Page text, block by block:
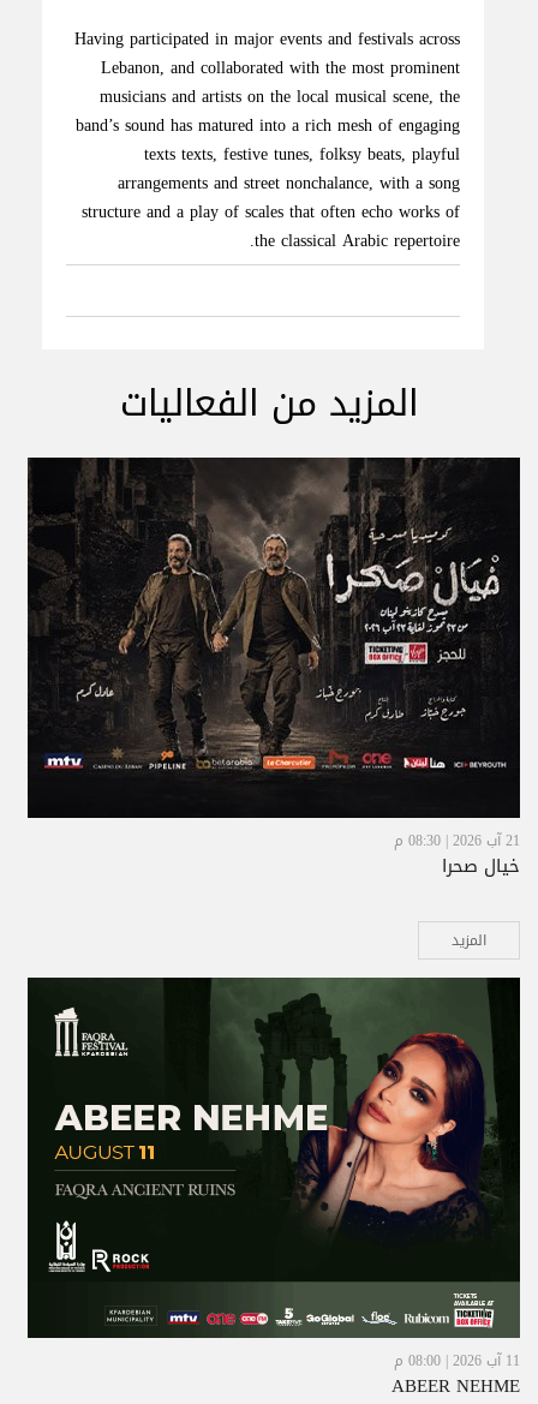
Having participated in major events and festivals across
Lebanon, and collaborated with the most prominent
musicians and artists on the local musical scene, the
band’s sound has matured into a rich mesh of engaging
texts texts, festive tunes, folksy beats, playful
arrangements and street nonchalance, with a song
structure and a play of scales that often echo works of
the classical Arabic repertoire.
المزيد من الفعاليات
21 آب 2026 | 08:30 م
خيال صحرا
المزيد
11 آب 2026 | 08:00 م
ABEER NEHME